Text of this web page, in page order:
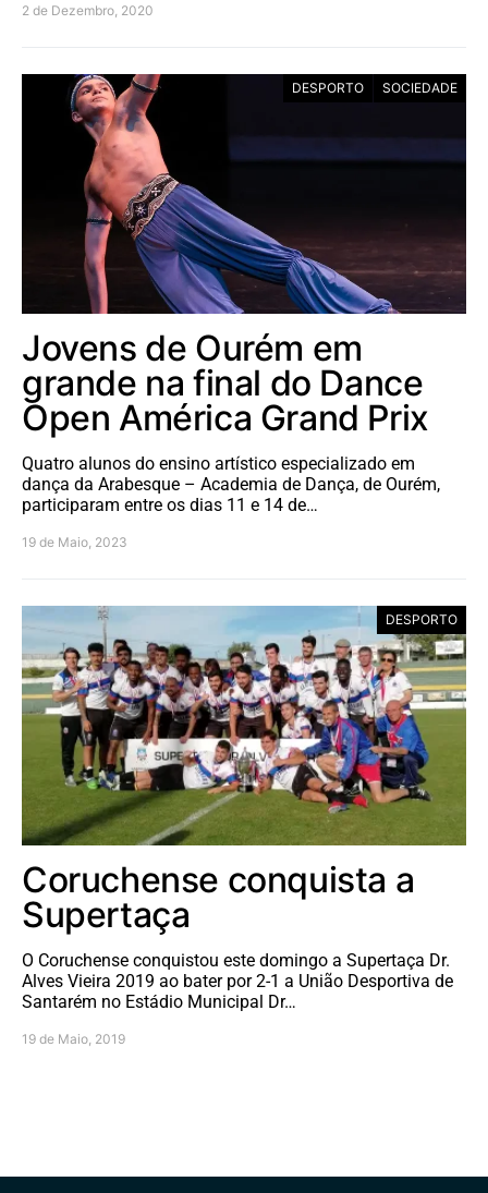
2 de Dezembro, 2020
DESPORTO SOCIEDADE
Jovens de Ourém em
grande na final do Dance
Open América Grand Prix
Quatro alunos do ensino artístico especializado em
dança da Arabesque – Academia de Dança, de Ourém,
participaram entre os dias 11 e 14 de…
19 de Maio, 2023
DESPORTO
Coruchense conquista a
Supertaça
O Coruchense conquistou este domingo a Supertaça Dr.
Alves Vieira 2019 ao bater por 2-1 a União Desportiva de
Santarém no Estádio Municipal Dr…
19 de Maio, 2019